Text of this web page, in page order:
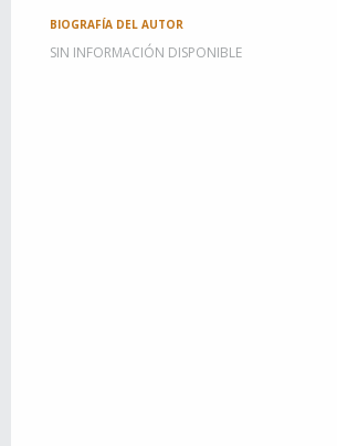
BIOGRAFÍA DEL AUTOR
SIN INFORMACIÓN DISPONIBLE